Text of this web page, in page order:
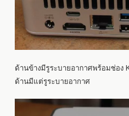
ด้านข้างมีรูระบายอากาศพร้อมช่อง
ด้านมีแต่รูระบายอากาศ